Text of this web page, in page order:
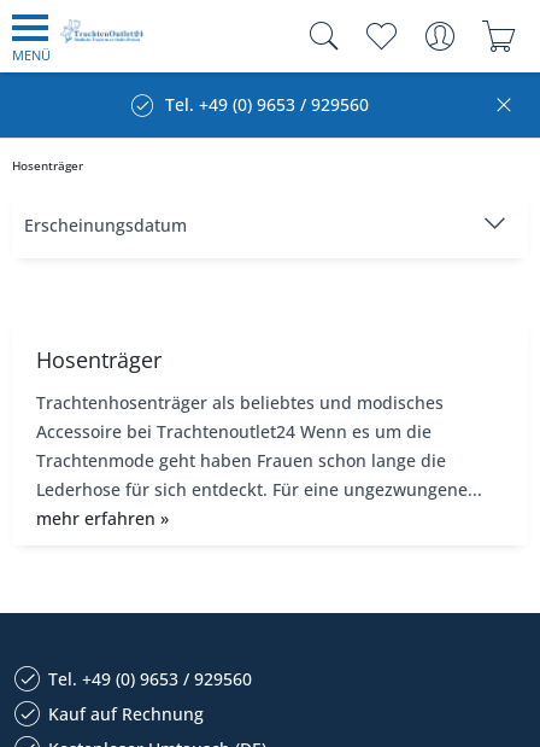
MENÜ
Tel. +49 (0) 9653 / 929560
Hosenträger
Hosenträger
Trachtenhosenträger als beliebtes und modisches
Accessoire bei Trachtenoutlet24 Wenn es um die
Trachtenmode geht haben Frauen schon lange die
Lederhose für sich entdeckt. Für eine ungezwungene...
mehr erfahren »
Tel. +49 (0) 9653 / 929560
Kauf auf Rechnung